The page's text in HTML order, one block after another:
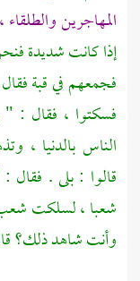
المهاجرين
إذا كانت شديدة
فجمعهم في قبة
فسكتوا ، فقال :
الناس بالدنيا ،
قالوا : بلى .
شعبا ، لسلكت
وأنت شاهد ذلك؟